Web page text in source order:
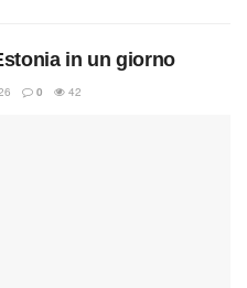
in un giorno
0 42